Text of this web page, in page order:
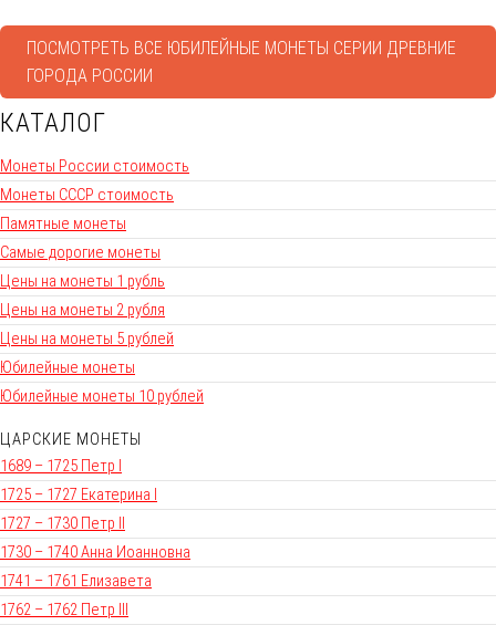
ПОСМОТРЕТЬ ВСЕ ЮБИЛЕЙНЫЕ МОНЕТЫ СЕРИИ ДРЕВНИЕ
ГОРОДА РОССИИ
КАТАЛОГ
Монеты России стоимость
Монеты СССР стоимость
Памятные монеты
Самые дорогие монеты
Цены на монеты 1 рубль
Цены на монеты 2 рубля
Цены на монеты 5 рублей
Юбилейные монеты
Юбилейные монеты 10 рублей
ЦАРСКИЕ МОНЕТЫ
1689 – 1725 Петр I
1725 – 1727 Екатерина I
1727 – 1730 Петр II
1730 – 1740 Анна Иоанновна
1741 – 1761 Елизавета
1762 – 1762 Петр III